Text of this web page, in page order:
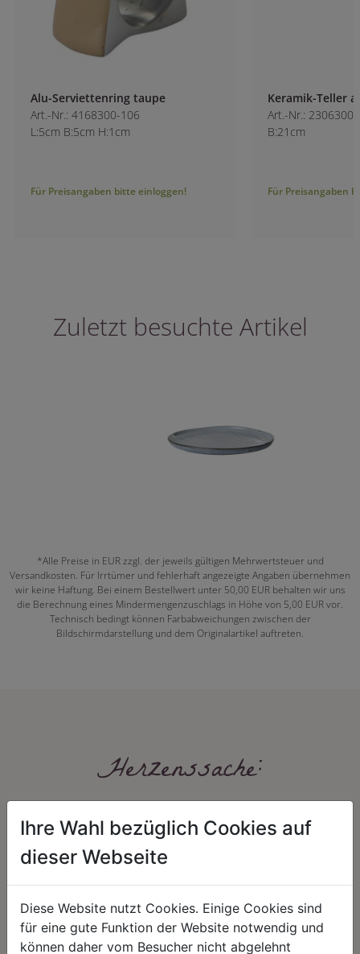
Alu-Serviettenring taupe
Art.-Nr.: 4168300-106
L:5cm B:5cm H:1cm
Für Preisangaben bitte einloggen!
Keramik-Teller
Art.-Nr.: 2306300
B:21cm
Für Preisangaben
Zuletzt besuchte Artikel
*Alle Preise in EUR zzgl. der jeweils gültigen Mehrwertsteuer und
Versandkosten. Für Irrtümer und fehlerhaft angezeigte Angaben übernehmen
wir keine Haftung. Bei einem Bestellwert unter 50,00 EUR behalten wir uns
die Berechnung eines Mindermengenzuschlags in Höhe von 5,00 EUR vor.
Technisch bedingt können Farbabweichungen zwischen der
Bildschirmdarstellung und dem Originalartikel auftreten.
Herzenssache:
HARMONIE
Unser Sortiment steht für ein
FAIRNESS
Nicht immer ist der günstigste Preis
Ihre Wahl bezüglich Cookies auf
dieser Webseite
Diese Website nutzt Cookies. Einige Cookies sind
für eine gute Funktion der Website notwendig und
können daher vom Besucher nicht abgelehnt